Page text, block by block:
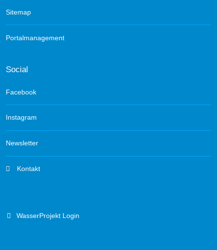
Sitemap
Portalmanagement
Social
Facebook
Instagram
Newsletter
Kontakt
WasserProjekt Login